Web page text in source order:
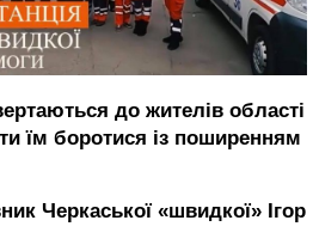
до жителів області
їм боротися із поширенням
Черкаської «швидкої» Ігор